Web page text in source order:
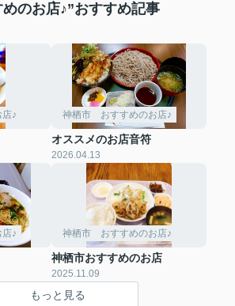
のお店♪”おすすめ記事
♪ 神栖市 おすすめのお店♪
オススメのお店音符
2026.04.13
♪ 神栖市 おすすめのお店♪
神栖市おすすめのお店
2025.11.09
もっと見る